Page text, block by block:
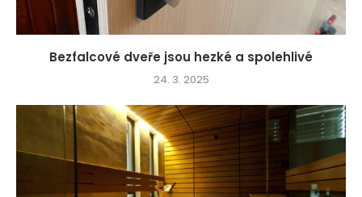
Bezfalcové dveře jsou hezké a spolehlivé
24. 3. 2025